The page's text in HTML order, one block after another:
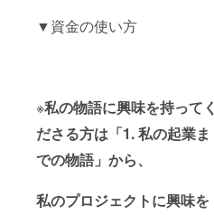
▼資金の使い方
※私の物語に興味を持ってく
ださる方は 「1. 私の起業ま
での物語」から、
私のプロジェクトに興味を